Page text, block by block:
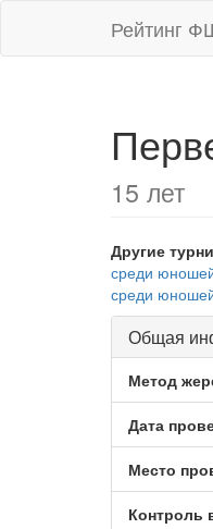
Рейтинг
15 лет
Другие
среди
среди
Общая
Метод
Дата
Место
Контроль